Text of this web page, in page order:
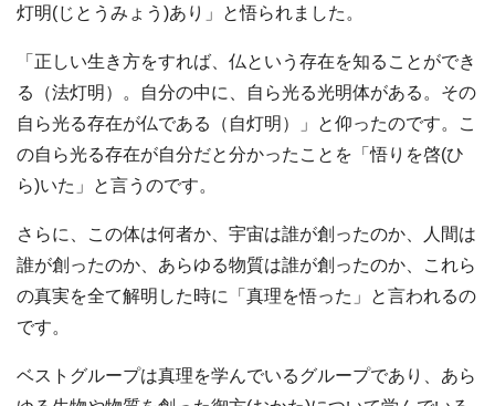
灯明(じとうみょう)あり」と悟られました。
「正しい生き方をすれば、仏という存在を知ることができ
る（法灯明）。自分の中に、自ら光る光明体がある。その
自ら光る存在が仏である（自灯明）」と仰ったのです。こ
の自ら光る存在が自分だと分かったことを「悟りを啓(ひ
ら)いた」と言うのです。
さらに、この体は何者か、宇宙は誰が創ったのか、人間は
誰が創ったのか、あらゆる物質は誰が創ったのか、これら
の真実を全て解明した時に「真理を悟った」と言われるの
です。
ベストグループは真理を学んでいるグループであり、あら